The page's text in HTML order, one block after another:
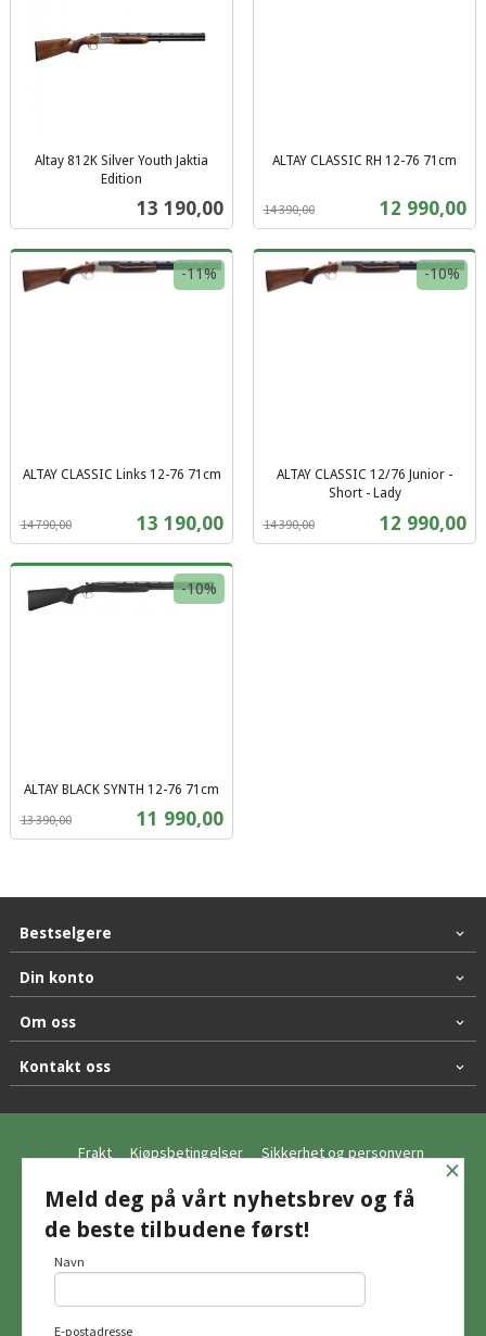
Altay 812K Silver Youth Jaktia
Edition
Pris
13 190,00
ALTAY CLASSIC RH 12-76 71cm
Tilbud
12 990,00
14 390,00
ALTAY CLASSIC Links 12-76 71cm
Tilbud
13 190,00
14 790,00
-11%
ALTAY CLASSIC 12/76 Junior -
Short - Lady
Tilbud
12 990,00
14 390,00
-10%
mva.
ALTAY BLACK SYNTH 12-76 71cm
Tilbud
11 990,00
13 390,00
-10%
mva.
Bestselgere
Din konto
Om oss
Kontakt oss
Frakt Kjøpsbetingelser Sikkerhet og personvern
Nyhetsbrev
© Hagemo Jakt og Friluft AS
×
Meld deg på vårt nyhetsbrev og få
de beste tilbudene først!
Navn
E-postadresse